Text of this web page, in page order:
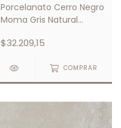
Porcelanato Cerro Negro
Moma Gris Natural
$32.209,15
COMPRAR